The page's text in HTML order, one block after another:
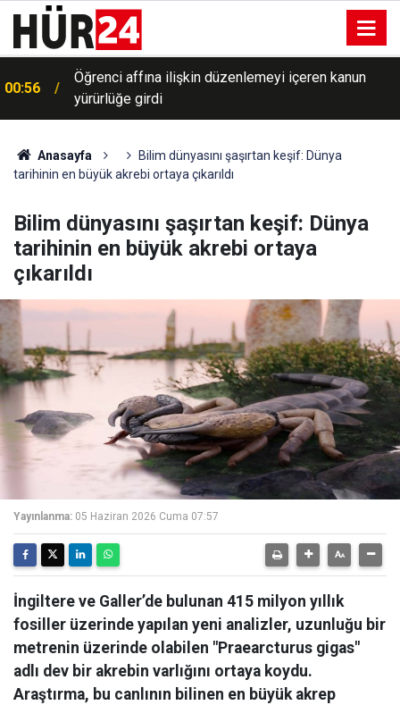
00:56
Öğrenci affına ilişkin düzenlemeyi içeren kanun
yürürlüğe girdi
Anasayfa
Bilim dünyasını şaşırtan keşif: Dünya
tarihinin en büyük akrebi ortaya çıkarıldı
Bilim dünyasını şaşırtan keşif: Dünya
tarihinin en büyük akrebi ortaya
çıkarıldı
Yayınlanma: 05 Haziran 2026 Cuma 07:57
İngiltere ve Galler’de bulunan 415 milyon yıllık
fosiller üzerinde yapılan yeni analizler, uzunluğu bir
metrenin üzerinde olabilen "Praearcturus gigas"
adlı dev bir akrebin varlığını ortaya koydu.
Araştırma, bu canlının bilinen en büyük akrep